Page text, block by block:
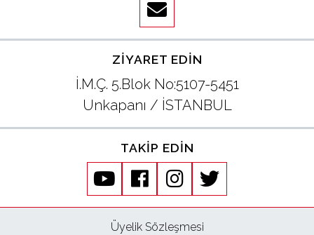
ZIYARET EDIN
İ.M.Ç. 5.Blok No:5107-5451
Unkapanı / İSTANBUL
TAKIP EDIN
youtubefacebookinstagram
Üyelik Sözleşmesi